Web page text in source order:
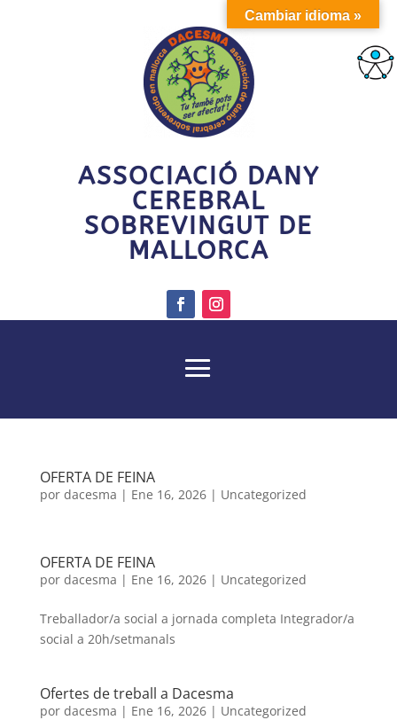
ASSOCIACIÓ DANY
CEREBRAL
SOBREVINGUT DE
MALLORCA
OFERTA DE FEINA
por dacesma | Ene 16, 2026| Uncategorized
OFERTA DE FEINA
por dacesma | Ene 16, 2026| Uncategorized
Treballador/a social a jornada completa Integrador/a
social a 20h/setmanals
Ofertes de treball a Dacesma
por dacesma | Ene 16, 2026| Uncategorized
Cambiar idioma »